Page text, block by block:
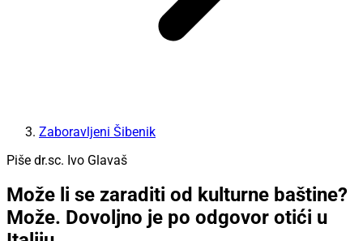
Zaboravljeni Šibenik
Piše dr.sc. Ivo Glavaš
Može li se zaraditi od kulturne baštine?
Može. Dovoljno je po odgovor otići u